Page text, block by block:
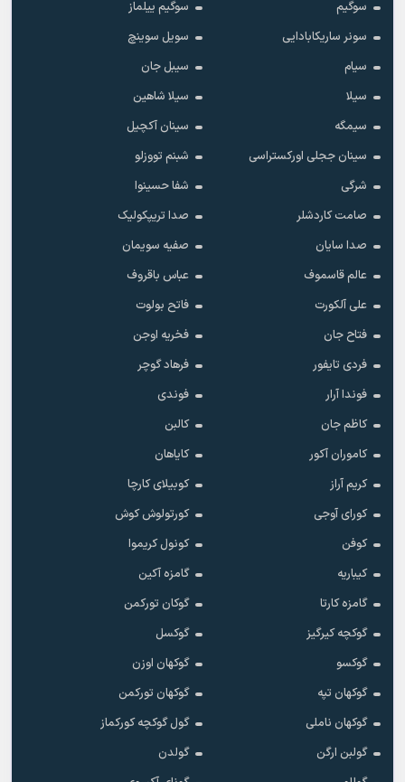
سوگیم
سوگیم ییلماز
سونر ساریکابادایی
سویل سوینچ
سیام
سیبل جان
سیلا
سیلا شاهین
سیمگه
سینان آکچیل
سینان ججلی اورکستراسی
شبنم تووزلو
شرگی
شفا حسینوا
صامت کاردشلر
صدا تریپکولیک
صدا سایان
صفیه سویمان
عالم قاسموف
عباس باقروف
علی آلکورت
فاتح بولوت
فتاح جان
فخریه اوجن
فردی تایفور
فرهاد گوچر
فوندا آرار
فوندی
کاظم جان
کالبن
کاموران آکور
کایاهان
کریم آراز
کوبیلای کارچا
کورای آوجی
کورتولوش کوش
کوفن
کونول کریموا
کیباریه
گامزه آکین
گامزه کارتا
گوکان تورکمن
گوکچه کیرگیز
گوکسل
گوکسو
گوکهان اوزن
گوکهان تپه
گوکهان تورکمن
گوکهان ناملی
گول گوکچه کورکماز
گولبن ارگن
گولدن